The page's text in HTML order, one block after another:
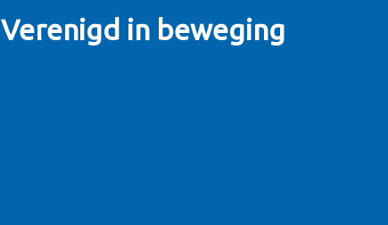
Verenigd in beweging